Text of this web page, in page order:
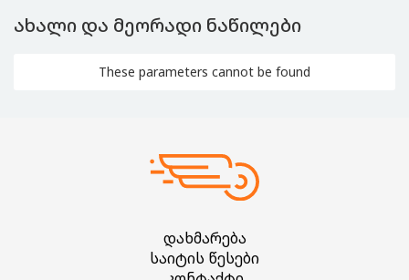
ახალი და მეორადი ნაწილები
These parameters cannot be found
დახმარება
საიტის წესები